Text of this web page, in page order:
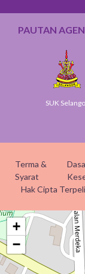
PAUTAN
SUK
Terma &
Syarat
Hak Cipta
+
−